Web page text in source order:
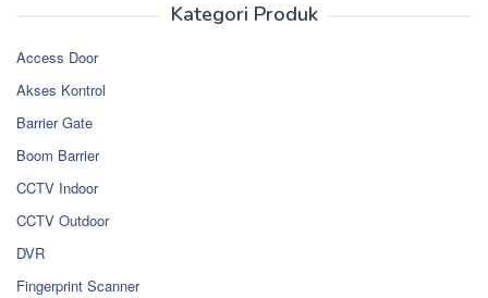
Kategori Produk
Access Door
Akses Kontrol
Barrier Gate
Boom Barrier
CCTV Indoor
CCTV Outdoor
DVR
Fingerprint Scanner